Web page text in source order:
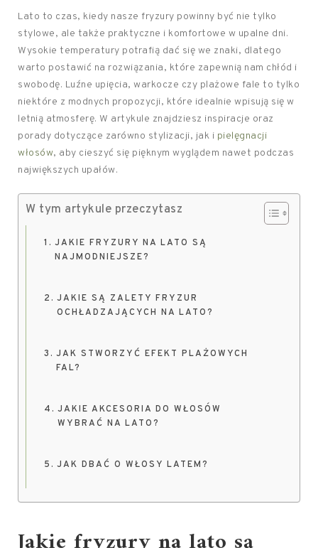
Lato to czas, kiedy nasze fryzury powinny być nie tylko
stylowe, ale także praktyczne i komfortowe w upalne dni.
Wysokie temperatury potrafią dać się we znaki, dlatego
warto postawić na rozwiązania, które zapewnią nam chłód i
swobodę. Luźne upięcia, warkocze czy plażowe fale to tylko
niektóre z modnych propozycji, które idealnie wpisują się w
letnią atmosferę. W artykule znajdziesz inspiracje oraz
porady dotyczące zarówno stylizacji, jak i pielęgnacji
włosów, aby cieszyć się pięknym wyglądem nawet podczas
największych upałów.
W tym artykule przeczytasz
JAKIE FRYZURY NA LATO SĄ
NAJMODNIEJSZE?
JAKIE SĄ ZALETY FRYZUR
OCHŁADZAJĄCYCH NA LATO?
JAK STWORZYĆ EFEKT PLAŻOWYCH
FAL?
JAKIE AKCESORIA DO WŁOSÓW
WYBRAĆ NA LATO?
JAK DBAĆ O WŁOSY LATEM?